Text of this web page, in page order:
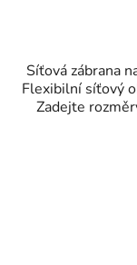
Síťová zábrana
Flexibilní síťový
Zadejte